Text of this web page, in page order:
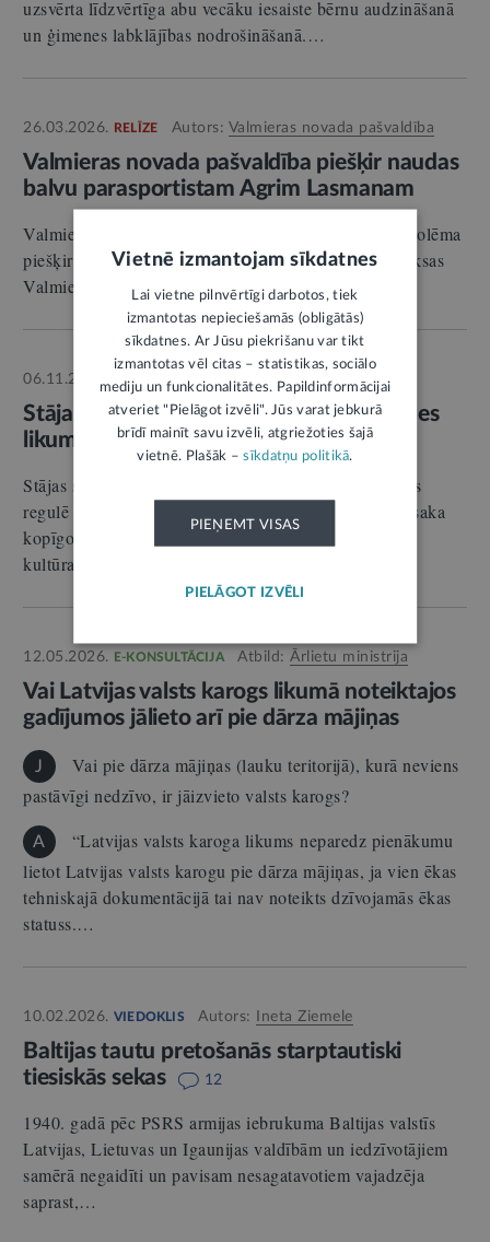
uzsvērta līdzvērtīga abu vecāku iesaiste bērnu audzināšanā
un ģimenes labklājības nodrošināšanā.…
26.03.2026. RELĪZE Autors: Valmieras novada pašvaldība
Valmieras novada pašvaldība piešķir naudas
balvu parasportistam Agrim Lasmanam
Valmieras novada pašvaldības dome 26. marta sēdē nolēma
piešķirt 5000 eiro naudas balvu pirms nodokļu nomaksas
Valmieras novadu pārstāvošajam parasportistam…
06.11.2025. STĀJAS SPĒKĀ Autors: LV portāls
Stājas spēkā Latvijas Dievturu sadraudzes
likums
Stājas spēkā Latvijas Dievturu sadraudzes likums, kas
regulē valsts un sadraudzes tiesiskās attiecības un nosaka
kopīgos uzdevumus sociālajā, tiesiskajā, izglītības un
kultūras…
12.05.2026. E-KONSULTĀCIJA Atbild:Ārlietu ministrija
Vai Latvijas valsts karogs likumā noteiktajos
gadījumos jālieto arī pie dārza mājiņas
J
Vai pie dārza mājiņas (lauku teritorijā), kurā neviens
pastāvīgi nedzīvo, ir jāizvieto valsts karogs?
A
“Latvijas valsts karoga likums neparedz pienākumu
lietot Latvijas valsts karogu pie dārza mājiņas, ja vien ēkas
tehniskajā dokumentācijā tai nav noteikts dzīvojamās ēkas
statuss.…
10.02.2026. VIEDOKLIS Autors: Ineta Ziemele
Baltijas tautu pretošanās starptautiski
tiesiskās sekas
12
1940. gadā pēc PSRS armijas iebrukuma Baltijas valstīs
Latvijas, Lietuvas un Igaunijas valdībām un iedzīvotājiem
samērā negaidīti un pavisam nesagatavotiem vajadzēja
saprast,…
Vietnē izmantojam sīkdatnes
Lai vietne pilnvērtīgi darbotos, tiek
izmantotas nepieciešamās (obligātās)
sīkdatnes. Ar Jūsu piekrišanu var tikt
izmantotas vēl citas – statistikas, sociālo
mediju un funkcionalitātes. Papildinformācijai
atveriet "Pielāgot izvēli". Jūs varat jebkurā
brīdī mainīt savu izvēli, atgriežoties šajā
vietnē. Plašāk –sīkdatņu politikā.
PIEŅEMT VISAS
PIELĀGOT IZVĒLI